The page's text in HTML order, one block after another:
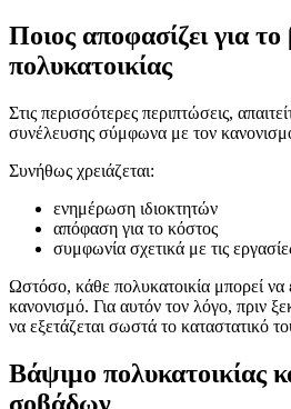
Ποιος αποφασίζει για
πολυκατοικίας
Στις περισσότερες περιπτώσεις,
συνέλευσης σύμφωνα με τον
Συνήθως χρειάζεται:
ενημέρωση ιδιοκτητών
απόφαση για το κόστος
συμφωνία σχετικά με τις
Ωστόσο, κάθε πολυκατοικία μπορεί να
κανονισμό. Για αυτόν τον λόγο, πριν
να εξετάζεται σωστά το καταστατικό
Βάψιμο πολυκατοικίας